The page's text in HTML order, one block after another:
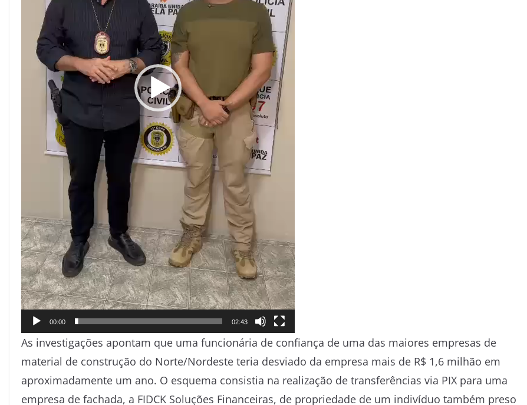
00:00 02:43
As investigações apontam que uma funcionária de confiança de uma das maiores empresas de
material de construção do Norte/Nordeste teria desviado da empresa mais de R$ 1,6 milhão em
aproximadamente um ano. O esquema consistia na realização de transferências via PIX para uma
empresa de fachada, a FIDCK Soluções Financeiras, de propriedade de um indivíduo também preso